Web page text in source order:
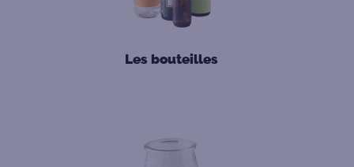
Les bouteilles